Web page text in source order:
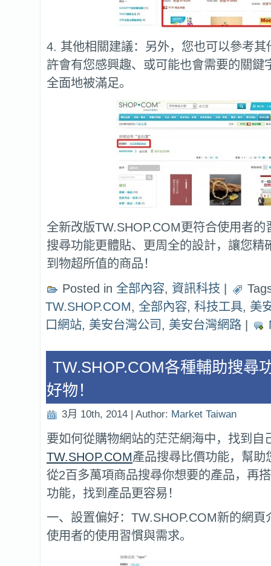
4. 其他相關建議：另外，您也可以參考其
許會有您感興趣、或可能也會需要的關鍵
全面地被滿足。
全新改版TW.SHOP.COM更符合使用者的
搜尋功能更體貼、更周全的設計，讓您精
到物超所值的商品！
Posted in 全部內容, 資訊科技
TW.SHOP.COM, 全部內容, 科技工具, 美
口網站, 美安台灣公司 , 美安台灣網路
TW.SHOP.COM各種輔助搜尋
好物！
3月 10th, 2014 | Author: Market Taiwan
要如何從購物網站的茫茫網海中，找到自
TW.SHOP.COM產品搜尋比價功能，幫助
從2百多萬項商品搜尋你想要的產品，再
功能，找到產品更容易！
一、設置偏好：TW.SHOP.COM新的網頁
使用者的使用習慣與需求。